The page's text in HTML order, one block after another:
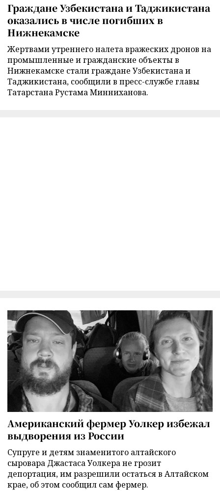
Граждане Узбекистана и Таджикистана
оказались в числе погибших в
Нижнекамске
Жертвами утреннего налета вражеских дронов на
промышленные и гражданские объекты в
Нижнекамске стали граждане Узбекистана и
Таджикистана, сообщили в пресс-службе главы
Татарстана Рустама Минниханова.
Американский фермер Уолкер избежал
выдворения из России
Супруге и детям знаменитого алтайского
сыровара Джастаса Уолкера не грозит
депортация, им разрешили остаться в Алтайском
крае, об этом сообщил сам фермер.